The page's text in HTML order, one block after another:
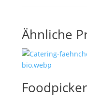
Ähnliche